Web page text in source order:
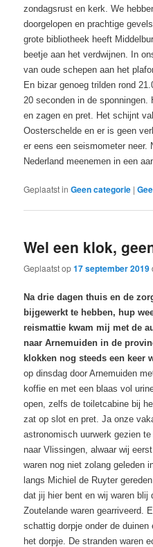
zondagsrust en kerk. We
doorgelopen en prachtige
grote bibliotheek heeft
beetje aan het verdwijnen. In
van oude schepen aan het
En bizar genoeg trilden rond
20 seconden in de sponningen.
en zagen en pret. Het schijnt
Oosterschelde en er is geen
er eens een seismometer neer.
Nederland meenemen in een
Geplaatst in Geen categorie |
Wel een klok,
Geplaatst op17 september 2019
Na drie dagen thuis en de
bijgewerkt te hebben, hup
reismattie kwam mij met de
naar Arnemuiden in de
klokken nog steeds een keer
op dinsdag door Arnemuiden
koffie en met een blaas vol
open, zelfs de toiletcabine bij
zat op slot en pret. Ja onze
astronomisch uurwerk gezien
naar Vlissingen, alwaar wij
waren nog niet zolang geleden
langs Michiel de Ruyter
dat jij hier bent en wij waren blij
Zoutelande waren gearriveerd.
schattig dorpje onder de
het dorpje. De stranden waren